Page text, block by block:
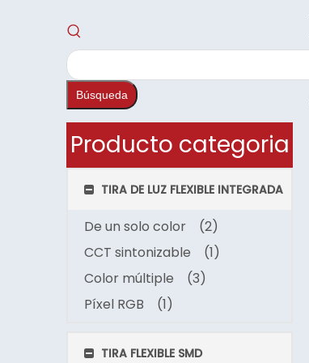
Búsqueda
Producto categoria
TIRA DE LUZ FLEXIBLE INTEGRADA
De un solo color
(2)
CCT sintonizable
(1)
Color múltiple
(3)
Píxel RGB
(1)
TIRA FLEXIBLE SMD